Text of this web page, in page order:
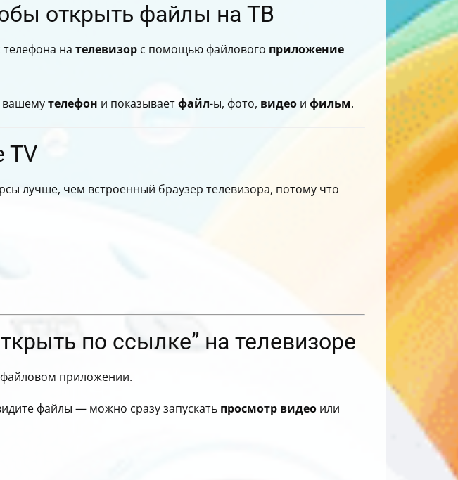
открыть файлы на ТВ
на телевизор с помощью файлового приложение
вашемутелефон и показываетфайл-ы, фото, видео и фильм.
TV
лучше, чем встроенный браузер телевизора, потому что
по ссылке” на телевизоре
файловом приложении.
файлы — можно сразу запускать просмотр видео или